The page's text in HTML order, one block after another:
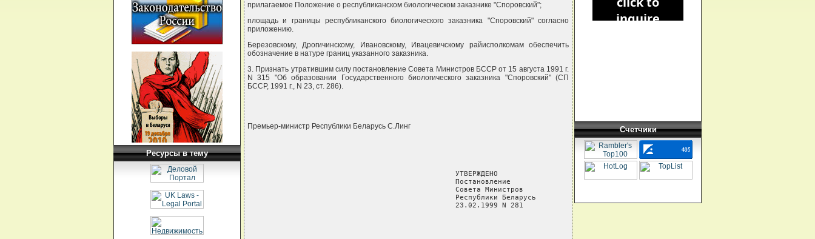
Ресурсы в тему
прилагаемое Положение о республиканском биологическом заказнике "Споровский";
площадь и границы республиканского биологического заказника "Споровский" согласно
приложению.
Березовскому, Дрогичинскому, Ивановскому, Ивацевичскому райисполкомам обеспечить
обозначение в натуре границ указанного заказника.
3. Признать утратившим силу постановление Совета Министров БССР от 15 августа 1991 г.
N 315 "Об образовании Государственного биологического заказника "Споровский" (СП
БССР, 1991 г., N 23, ст. 286).
Премьер-министр Республики Беларусь С.Линг
                                                 УТВЕРЖДЕНО
                                                 Постановление
                                                 Совета Министров
                                                 Республики Беларусь
                                                 23.02.1999 N 281
Счетчики